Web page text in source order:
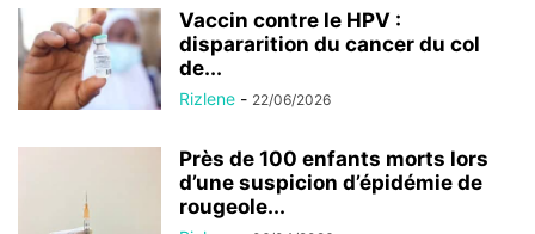
Vaccin contre le HPV :
dispararition du cancer du col
de...
Rizlene - 22/06/2026
Près de 100 enfants morts lors
d’une suspicion d’épidémie de
rougeole...